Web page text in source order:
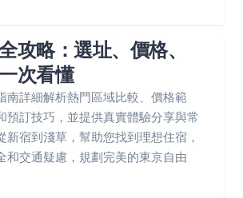
攻略：選址、價格、
次看懂
南詳細解析熱門區域比較、價格範
預訂技巧，並提供真實體驗分享與常
新宿到淺草，幫助您找到理想住宿，
和交通疑慮，規劃完美的東京自由